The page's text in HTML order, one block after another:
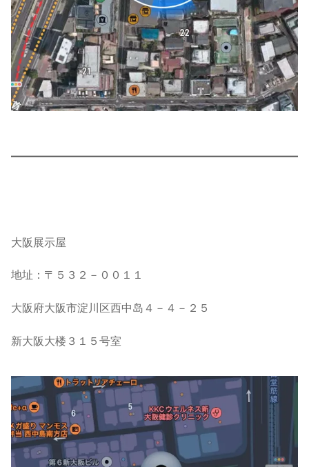
大阪展示屋
地址：〒５３２－００１１
大阪府大阪市淀川区西中岛４－４－２５
新大阪大楼３１５号室